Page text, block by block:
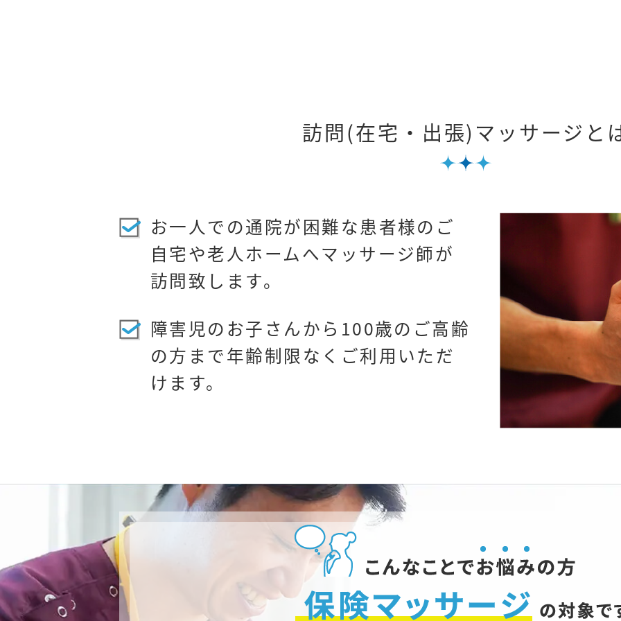
訪問(在宅・出張)マッサージと
お一人での通院が困難な患者様のご
自宅や老人ホームへマッサージ師が
訪問致します。
障害児のお子さんから100歳のご高齢
の方まで年齢制限なくご利用いただ
けます。